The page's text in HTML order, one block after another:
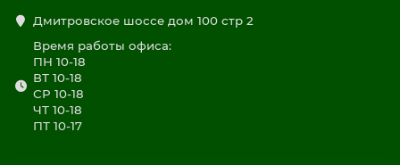
Дмитровское шоссе дом 100 стр 2
Время работы офиса:
ПН 10-18
ВТ 10-18
СР 10-18
ЧТ 10-18
ПТ 10-17